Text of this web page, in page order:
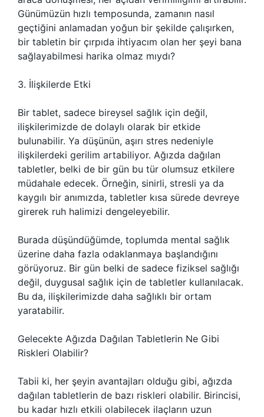
Günümüzün hızlı temposunda, zamanın nasıl
geçtiğini anlamadan yoğun bir şekilde çalışırken,
bir tabletin bir çırpıda ihtiyacım olan her şeyi bana
sağlayabilmesi harika olmaz mıydı?
3. İlişkilerde Etki
Bir tablet, sadece bireysel sağlık için değil,
ilişkilerimizde de dolaylı olarak bir etkide
bulunabilir. Ya düşünün, aşırı stres nedeniyle
ilişkilerdeki gerilim artabiliyor. Ağızda dağılan
tabletler, belki de bir gün bu tür olumsuz etkilere
müdahale edecek. Örneğin, sinirli, stresli ya da
kaygılı bir anımızda, tabletler kısa sürede devreye
girerek ruh halimizi dengeleyebilir.
Burada düşündüğümde, toplumda mental sağlık
üzerine daha fazla odaklanmaya başlandığını
görüyoruz. Bir gün belki de sadece fiziksel sağlığı
değil, duygusal sağlık için de tabletler kullanılacak.
Bu da, ilişkilerimizde daha sağlıklı bir ortam
yaratabilir.
Gelecekte Ağızda Dağılan Tabletlerin Ne Gibi
Riskleri Olabilir?
Tabii ki, her şeyin avantajları olduğu gibi, ağızda
dağılan tabletlerin de bazı riskleri olabilir. Birincisi,
bu kadar hızlı etkili olabilecek ilaçların uzun